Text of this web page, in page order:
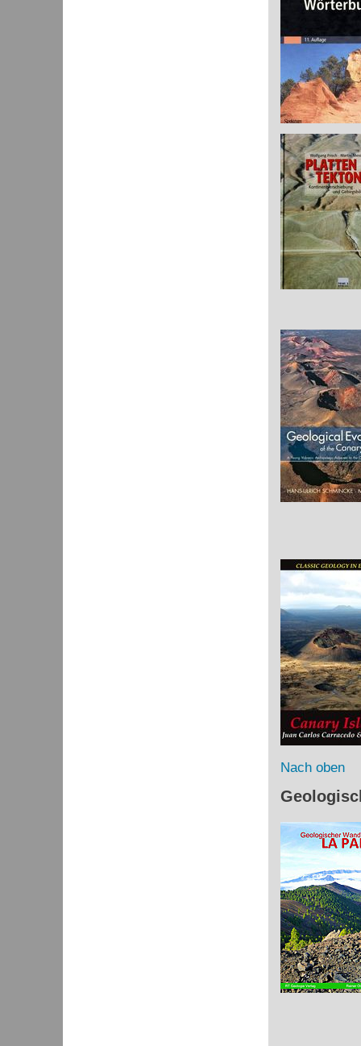
Nach oben